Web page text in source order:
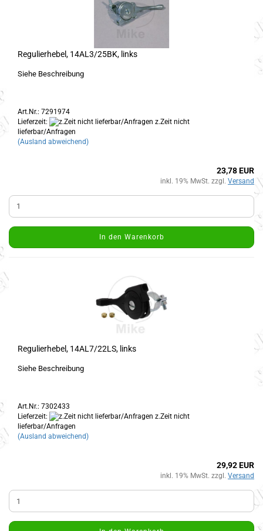
Regulierhebel, 14AL3/25BK, links
Siehe Beschreibung
Art.Nr.: 7291974
Lieferzeit:
z.Zeit nicht
lieferbar/Anfragen
(Ausland abweichend)
23,78 EUR
inkl. 19% MwSt. zzgl. Versand
In den Warenkorb
Regulierhebel, 14AL7/22LS, links
Siehe Beschreibung
Art.Nr.: 7302433
Lieferzeit:
z.Zeit nicht
lieferbar/Anfragen
(Ausland abweichend)
29,92 EUR
inkl. 19% MwSt. zzgl. Versand